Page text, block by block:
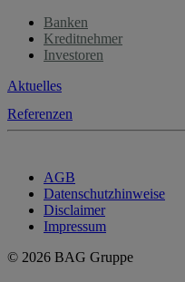
Banken
Kreditnehmer
Investoren
Aktuelles
Referenzen
AGB
Datenschutzhinweise
Disclaimer
Impressum
© 2026 BAG Gruppe